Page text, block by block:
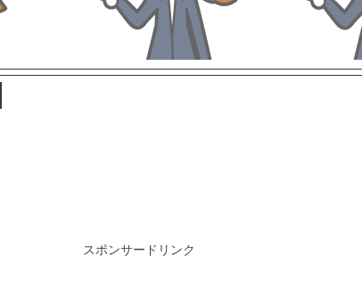
スポンサードリンク